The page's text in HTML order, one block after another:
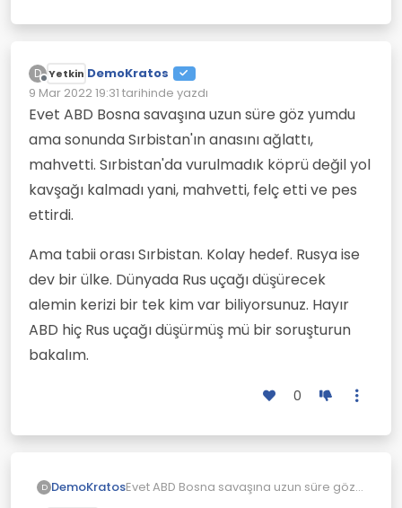
D
Çevrimdışı
Yetkin DemoKratos
9 Mar 2022 19:31 tarihinde yazdı
Son düzenleyen:
Evet ABD Bosna savaşına uzun süre göz yumdu
ama sonunda Sırbistan'ın anasını ağlattı,
mahvetti. Sırbistan'da vurulmadık köprü değil yol
kavşağı kalmadı yani, mahvetti, felç etti ve pes
ettirdi.
Ama tabii orası Sırbistan. Kolay hedef. Rusya ise
dev bir ülke. Dünyada Rus uçağı düşürecek
alemin kerizi bir tek kim var biliyorsunuz. Hayır
ABD hiç Rus uçağı düşürmüş mü bir soruşturun
bakalım.
0
D DemoKratosEvet ABD Bosna savaşına uzun süre göz